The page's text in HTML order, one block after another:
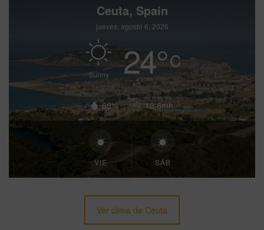
Ceuta, Spain
jueves, agosto 6, 2026
Sunny 24°C
66% 12.6mh
VIE SÁB
Ver clima de Ceuta